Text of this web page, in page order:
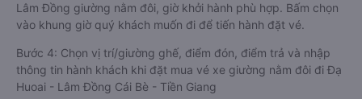
Lâm Đồng giường nằm đôi, giờ khởi hành phù hợp. Bấm chọn
vào khung giờ quý khách muốn đi để tiến hành đặt vé.
Bước 4: Chọn vị trí/giường ghế, điểm đón, điểm trả và nhập
thông tin hành khách khi đặt mua vé xe giường nằm đôi đi Đạ
Huoai - Lâm Đồng Cái Bè - Tiền Giang